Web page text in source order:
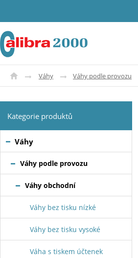
Váhy Váhy podle provozu
Kategorie produktů
Váhy
Váhy podle provozu
Váhy obchodní
Váhy bez tisku nízké
Váhy bez tisku vysoké
Váha s tiskem účtenek